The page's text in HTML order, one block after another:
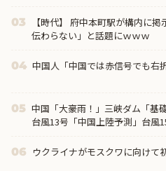
03
【時代】 府中本町駅が構内に
伝わらない」と話題にｗｗｗ
04 中国人「中国では赤信号でも右
05 中国「大豪雨！」三峡ダム「基
台風13号「中国上陸予測」台風
06 ウクライナがモスクワに向けて